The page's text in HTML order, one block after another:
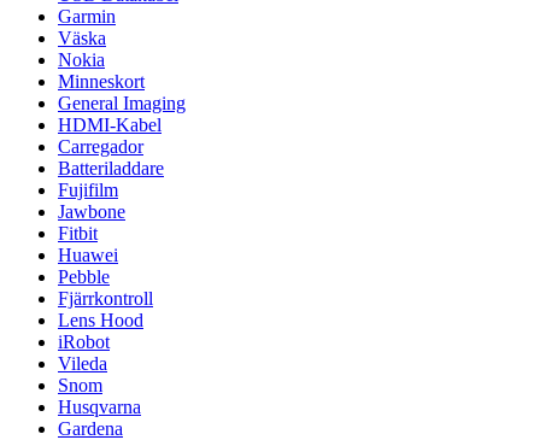
Garmin
Väska
Nokia
Minneskort
General Imaging
HDMI-Kabel
Carregador
Batteriladdare
Fujifilm
Jawbone
Fitbit
Huawei
Pebble
Fjärrkontroll
Lens Hood
iRobot
Vileda
Snom
Husqvarna
Gardena